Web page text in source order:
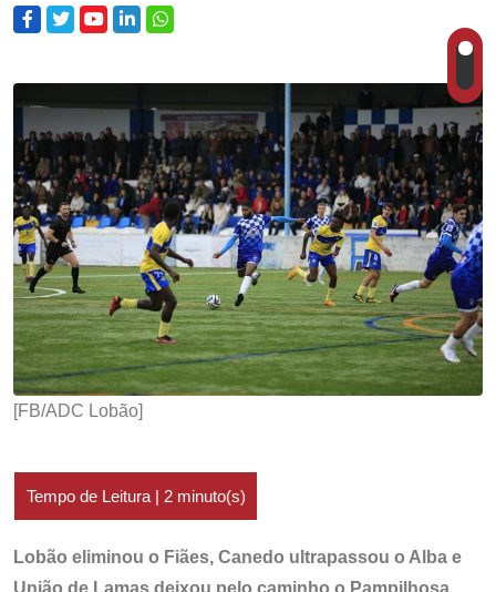
[FB/ADC Lobão]
Lobão eliminou o Fiães, Canedo ultrapassou o Alba e
União de Lamas deixou pelo caminho o Pampilhosa